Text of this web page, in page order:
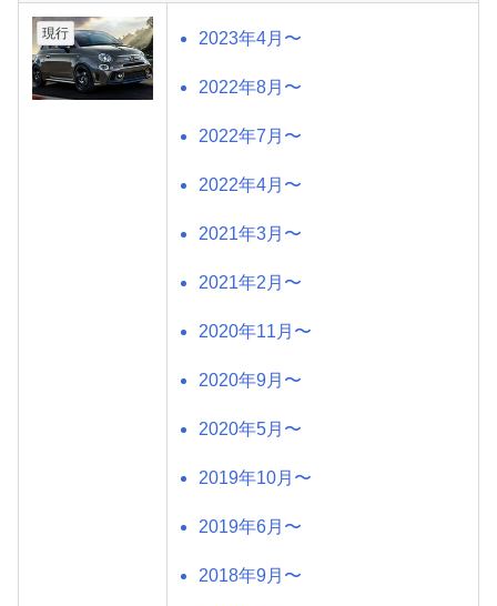
現行 2023年4月〜
2022年8月〜
2022年7月〜
2022年4月〜
2021年3月〜
2021年2月〜
2020年11月〜
2020年9月〜
2020年5月〜
2019年10月〜
2019年6月〜
2018年9月〜